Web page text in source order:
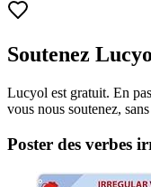
Soutenez
Lucyol est gratuit. En
vous nous soutenez,
Poster des verbes